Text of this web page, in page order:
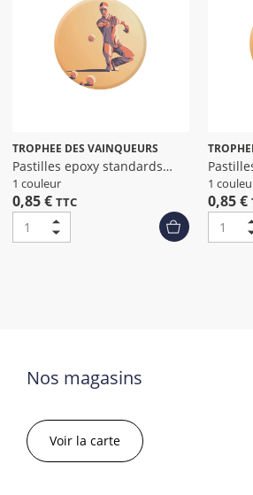
TROPHEE DES VAINQUEURS
Pastilles epoxy standards
petanque
1 couleur
0,85 € TTC
padel
1
0,85 €
Nos magasins
Voir la carte